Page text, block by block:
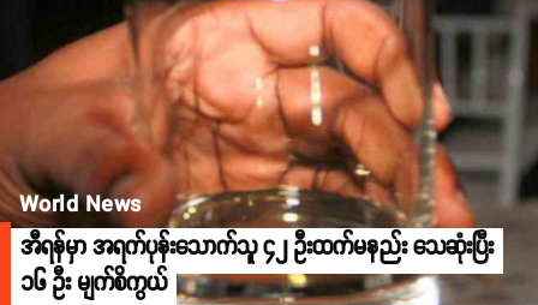
World News
အီရန်မှာ အရက်ပုန်းသောက်သူ ၄၂ ဦးထက်မနည်း သေဆုံးပြီး
၁၆ ဦး မျက်စိကွယ်